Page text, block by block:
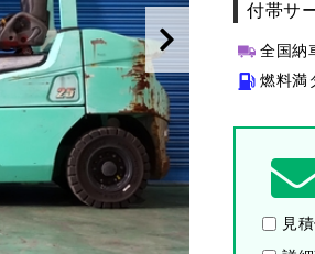
付帯サ
全国納
燃料満
見